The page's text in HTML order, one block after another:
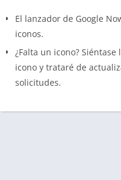
El lanzador de Google
iconos.
¿Falta un icono?
icono y trataré de
solicitudes.